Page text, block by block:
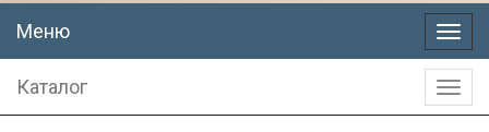
Меню
Меню
Каталог